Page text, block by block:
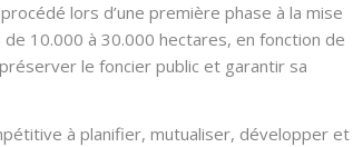
lors d’une première phase à la mise
10.000 à 30.000 hectares, en fonction de
le foncier public et garantir sa
à planifier, mutualiser, développer et